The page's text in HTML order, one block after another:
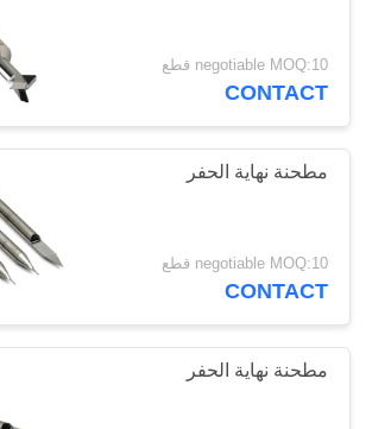
28
negotiable MOQ:10 قطع
CONTACT
مطحنة نهاية الحفر
negotiable MOQ:10 قطع
CONTACT
مطحنة نهاية الحفر